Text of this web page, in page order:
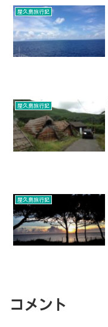
屋久島旅行記
屋久島旅行記
屋久島旅行記
コメント